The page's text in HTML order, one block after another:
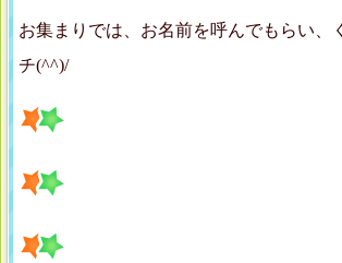
お集まりでは、お名前を呼んでもらい、
チ(^^)/